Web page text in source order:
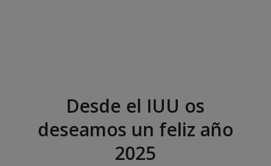
Desde el IUU os
deseamos un feliz año
2025